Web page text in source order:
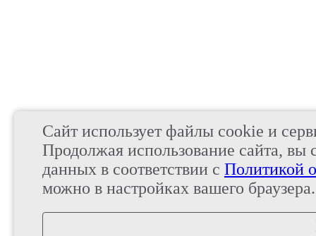
Сайт использует файлы cookie и
Продолжая использование сайта, вы
данных в соответствии с Политикой
можно в настройках вашего браузера.